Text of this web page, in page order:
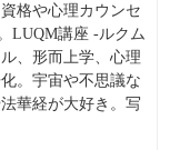
格や心理カウンセ
LUQM講座 -ルクム
、形而上学、心理
。宇宙や不思議な
華経が大好き。写